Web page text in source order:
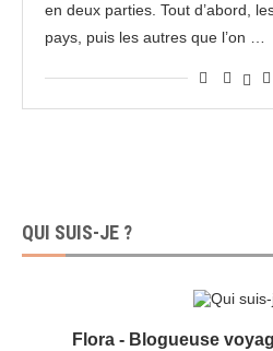
en deux parties. Tout d’abord,
pays, puis les autres que l’on …
QUI SUIS-JE ?
Flora - Blogueuse